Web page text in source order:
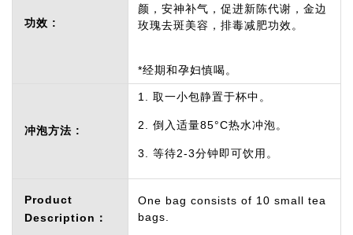
功效 :
颜，安神补气，促进新陈代谢，金边
玫瑰去斑美容，排毒减肥功效。
*经期和孕妇慎喝。
冲泡方法 :
1. 取一小包静置于杯中。
2. 倒入适量85°C热水冲泡。
3. 等待2-3分钟即可饮用。
Product
Description：
One bag consists of 10 small tea
bags.